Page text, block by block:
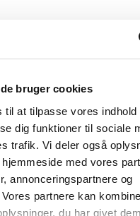
bruger cookies
til at tilpasse vores indhold
dig funktioner til sociale
trafik. Vi deler også
med vores
annonceringspartnere og
partnere kan
du har givet
Wall Light